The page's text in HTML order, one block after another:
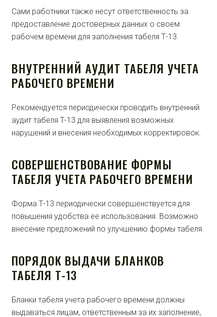
Сами работники также несут ответственность за
предоставление достоверных данных о своем
рабочем времени для заполнения табеля Т-13.
ВНУТРЕННИЙ АУДИТ ТАБЕЛЯ УЧЕТА
РАБОЧЕГО ВРЕМЕНИ
Рекомендуется периодически проводить внутренний
аудит табеля Т-13 для выявления возможных
нарушений и внесения необходимых корректировок.
СОВЕРШЕНСТВОВАНИЕ ФОРМЫ
ТАБЕЛЯ УЧЕТА РАБОЧЕГО ВРЕМЕНИ
Форма Т-13 периодически совершенствуется для
повышения удобства ее использования. Возможно
внесение предложений по улучшению формы табеля.
ПОРЯДОК ВЫДАЧИ БЛАНКОВ
ТАБЕЛЯ Т-13
Бланки табеля учета рабочего времени должны
выдаваться лицам, ответственным за их заполнение,